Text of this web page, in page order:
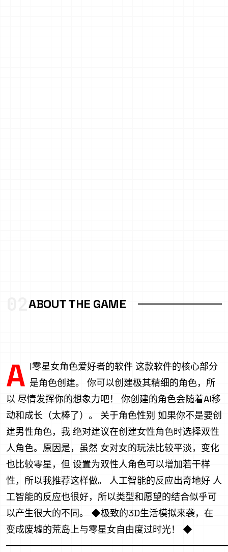
ABOUT THE GAME
A I零星女角色爱好者的软件 这款软件的核心部分
是角色创建。 你可以创建极其精细的角色，所
以 尽情发挥你的想象力吧！ 你创建的角色会随着AI移
动和成长（太棒了）。 关于角色性别 如果你不是要创
建男性角色，我 绝对建议在创建女性角色时选择双性
人角色。原因是，虽然 女对女的玩法比较平淡，变化
也比较零星，但 设置为双性人角色可以增加若干样
性，所以我推荐这样做。 人工智能的反应出奇地好 人
工智能的反应也很好，所以类型和愿望的结合似乎可
以产生很大的不同。 ◆极致的3D生活模拟来袭，在
变成废墟的荒岛上与零星女自由度过时光！ ◆